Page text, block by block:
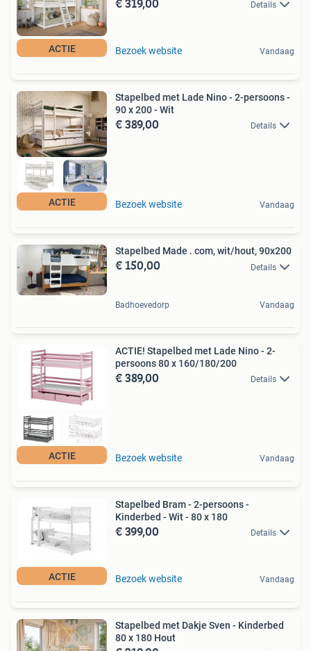
ACTIE
Details
Bezoek website Vandaag
ACTIE
Stapelbed met Lade Nino - 2-persoons -
90 x 200 - Wit
€ 389,00 Details
Bezoek website Vandaag
Stapelbed Made . com, wit/hout, 90x200
€ 150,00 Details
Badhoevedorp Vandaag
ACTIE
ACTIE! Stapelbed met Lade Nino - 2-
persoons 80 x 160/180/200
€ 389,00 Details
Bezoek website Vandaag
ACTIE
Stapelbed Bram - 2-persoons -
Kinderbed - Wit - 80 x 180
€ 399,00 Details
Bezoek website Vandaag
Stapelbed met Dakje Sven - Kinderbed
80 x 180 Hout